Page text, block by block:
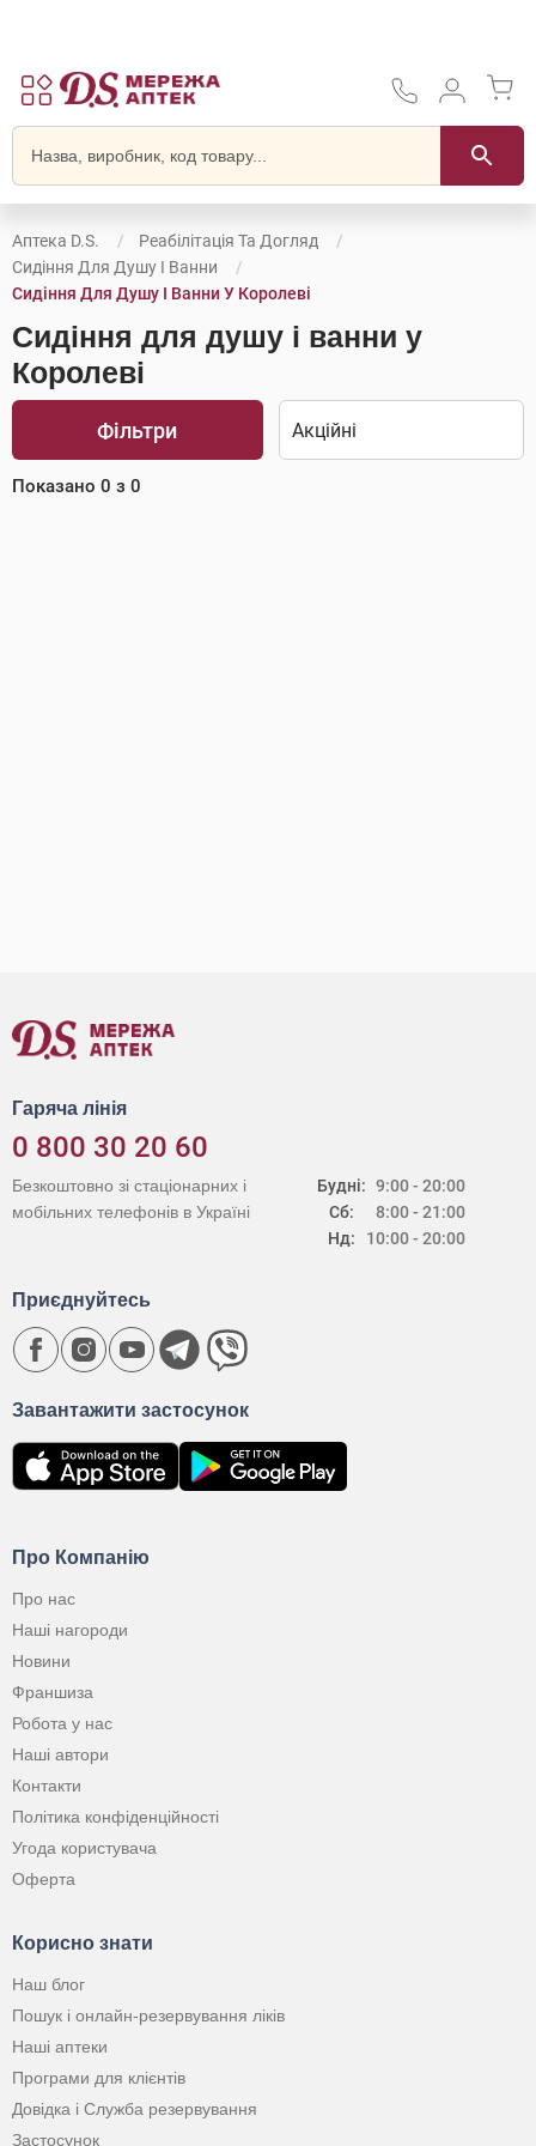
Аптека D.S.
Реабілітація Та Догляд
Сидіння Для Душу І Ванни
Сидіння Для Душу І Ванни У Королеві
Сидіння для душу і ванни у
Королеві
Фільтри
Показано 0 з 0
Гаряча лінія
0 800 30 20 60
Будні:
Сб:
Нд:
9:00 - 20:00
8:00 - 21:00
10:00 - 20:00
Безкоштовно зі стаціонарних і
мобільних телефонів в Україні
Про Компанію
Про нас
Наші нагороди
Новини
Франшиза
Робота у нас
Наші автори
Контакти
Політика конфіденційності
Угода користувача
Оферта
Корисно знати
Наш блог
Пошук і онлайн-резервування ліків
Наші аптеки
Програми для клієнтів
Довідка і Служба резервування
Застосунок
Завантажити застосунок
Приєднуйтесь